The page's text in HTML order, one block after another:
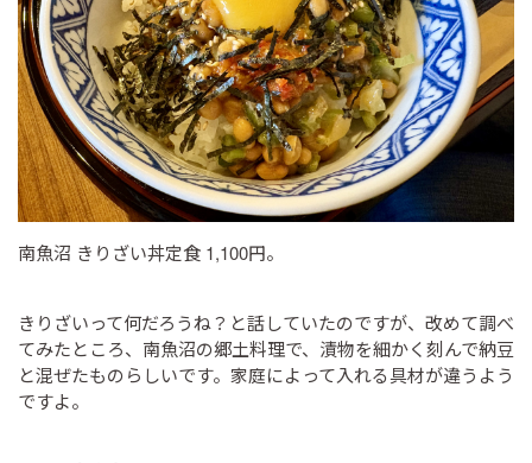
南魚沼 きりざい丼定食 1,100円。
きりざいって何だろうね？と話していたのですが、改めて調べ
てみたところ、南魚沼の郷土料理で、漬物を細かく刻んで納豆
と混ぜたものらしいです。家庭によって入れる具材が違うよう
ですよ。